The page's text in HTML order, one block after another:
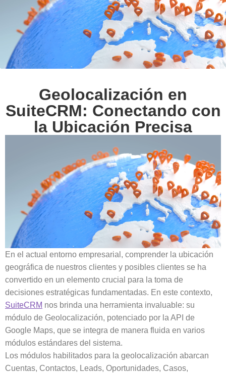
Geolocalización en
SuiteCRM: Conectando con
la Ubicación Precisa
En el actual entorno empresarial, comprender la ubicación
geográfica de nuestros clientes y posibles clientes se ha
convertido en un elemento crucial para la toma de
decisiones estratégicas fundamentadas. En este contexto,
SuiteCRM nos brinda una herramienta invaluable: su
módulo de Geolocalización, potenciado por la API de
Google Maps, que se integra de manera fluida en varios
módulos estándares del sistema.
Los módulos habilitados para la geolocalización abarcan
Cuentas, Contactos, Leads, Oportunidades, Casos,